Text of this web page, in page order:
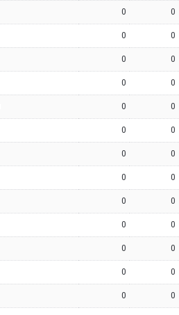
0 0
0 0
0 0
0 0
0 0
0 0
0 0
0 0
0 0
0 0
0 0
0 0
0 0